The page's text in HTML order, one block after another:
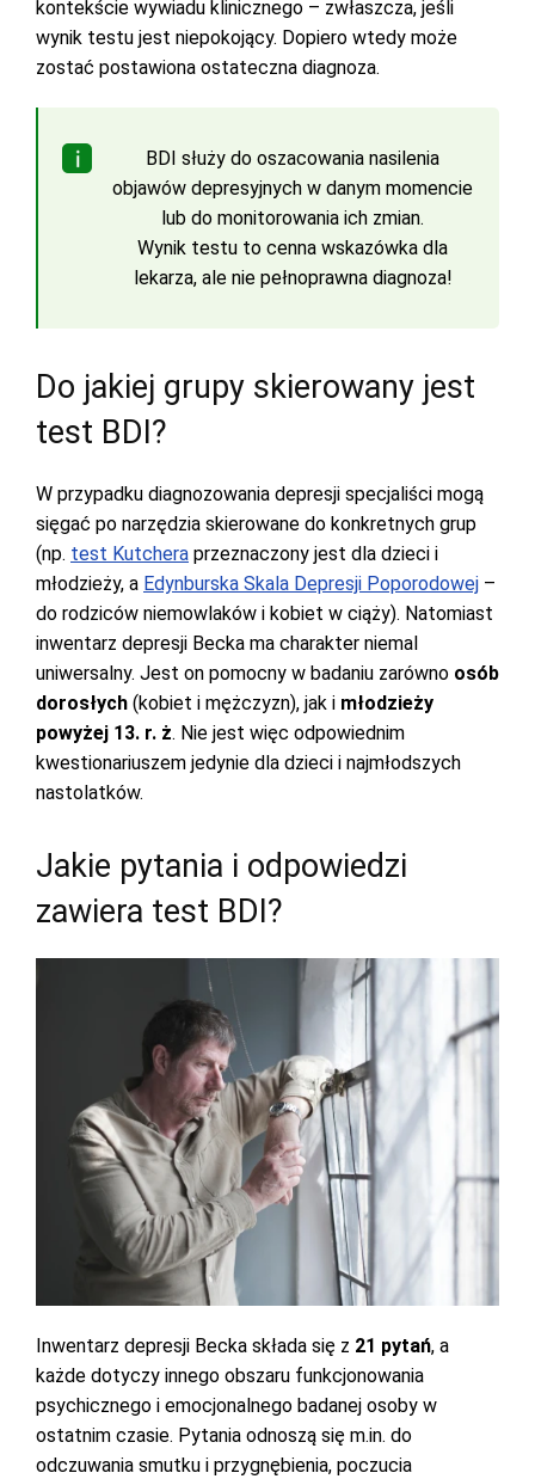
kontekście wywiadu klinicznego – zwłaszcza, jeśli
wynik testu jest niepokojący. Dopiero wtedy może
zostać postawiona ostateczna diagnoza.
BDI służy do oszacowania nasilenia
objawów depresyjnych w danym momencie
lub do monitorowania ich zmian.
Wynik testu to cenna wskazówka dla
lekarza, ale nie pełnoprawna diagnoza!
Do jakiej grupy skierowany jest
test BDI?
W przypadku diagnozowania depresji specjaliści mogą
sięgać po narzędzia skierowane do konkretnych grup
(np. test Kutchera przeznaczony jest dla dzieci i
młodzieży, a Edynburska Skala Depresji Poporodowej –
do rodziców niemowlaków i kobiet w ciąży). Natomiast
inwentarz depresji Becka ma charakter niemal
uniwersalny. Jest on pomocny w badaniu zarówno osób
dorosłych (kobiet i mężczyzn), jak i młodzieży
powyżej 13. r. ż. Nie jest więc odpowiednim
kwestionariuszem jedynie dla dzieci i najmłodszych
nastolatków.
Jakie pytania i odpowiedzi
zawiera test BDI?
Inwentarz depresji Becka składa się z 21 pytań, a
każde dotyczy innego obszaru funkcjonowania
psychicznego i emocjonalnego badanej osoby w
ostatnim czasie. Pytania odnoszą się m.in. do
odczuwania smutku i przygnębienia, poczucia